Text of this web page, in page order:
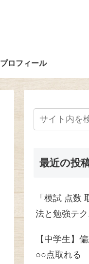
プロフィール
最近の投
「模試 点数
法と勉強テ
【中学生】
○○点取れる